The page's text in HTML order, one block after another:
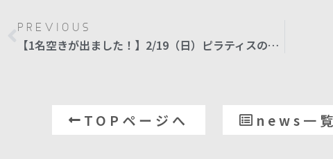
PREVIOUS
【1名空きが出ました！】2/19（日）ピラティスのレシピ ワークショップ
TOPページへ news一覧